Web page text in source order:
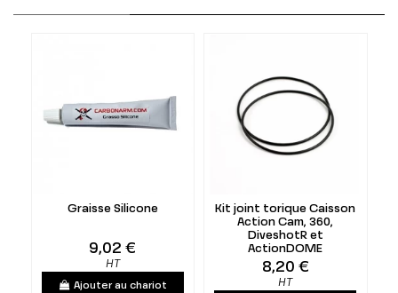
Graisse Silicone
9,02 €
HT
Ajouter au chariot
Kit joint torique Caisson
Action Cam, 360,
DiveshotR et
ActionDOME
8,20 €
HT